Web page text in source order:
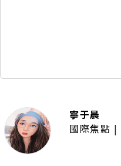
寧于晨
國際焦點 |